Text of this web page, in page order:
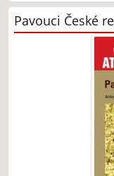
Pavouci České